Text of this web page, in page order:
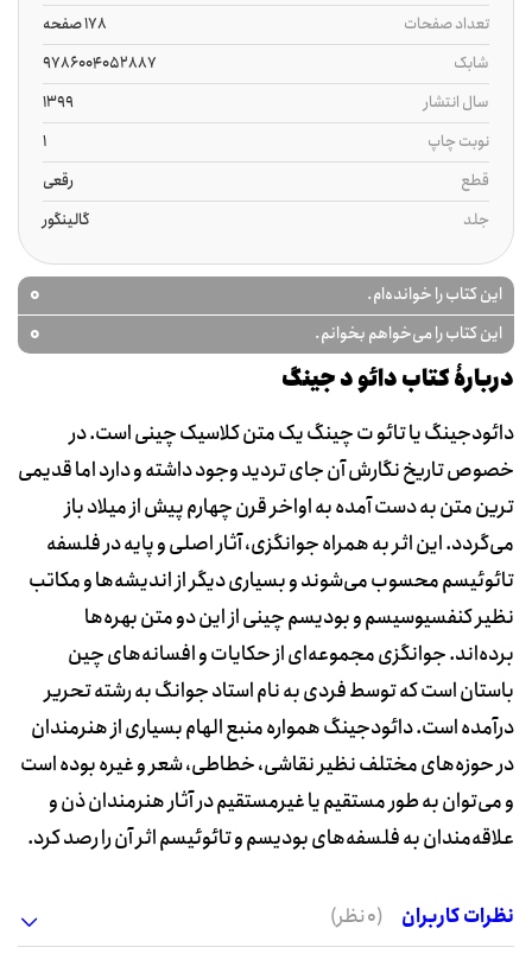
تعداد صفحات
178 صفحه
شابک
9786004052887
سال انتشار
1399
نوبت چاپ
1
قطع
رقعی
جلد
گالینگور
این کتاب را خوانده‌ام. 0
این کتاب را می‌خواهم بخوانم. 0
دربارۀ کتاب دائو د جینگ
دائودجینگ یا تائو ت چینگ یک متن کلاسیک چینی است. در
خصوص تاریخ نگارش آن جای تردید وجود داشته و دارد اما قدیمی
ترین متن به دست آمده به اواخر قرن چهارم پیش از میلاد باز
می‌گردد. این اثر به همراه جوانگزی، آثار اصلی و پایه در فلسفه
تائوئیسم محسوب می‌شوند و بسیاری دیگر از اندیشه‌ها و مکاتب
نظیر کنفسیوسیسم و بودیسم چینی از این دو متن بهره‌ها
برده‌اند. جوانگزی مجموعه‌ای از حکایات و افسانه‌های چین
باستان است که توسط فردی به نام استاد جوانگ به رشته تحریر
درآمده است. دائودجینگ همواره منبع الهام بسیاری از هنرمندان
در حوزه‌های مختلف نظیر نقاشی، خطاطی، شعر و غیره بوده است
و می‌توان به طور مستقیم یا غیرمستقیم در آثار هنرمندان ذن و
علاقه‌مندان به فلسفه‌های بودیسم و تائوئیسم اثر آن را رصد کرد.
نظرات کاربران (0 نظر)